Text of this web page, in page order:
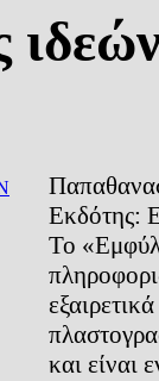
Εκδότης:
Το
και είναι